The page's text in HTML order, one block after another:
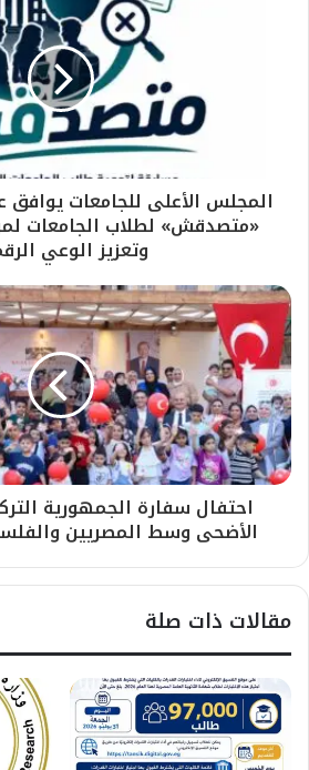
المجلس الأعلى للجامعات
«متصدقش» لطلاب الجامعات
وتعزيز الوعي
احتفال سفارة الجمهورية
الأضحى وسط المصريين
مقالات ذات صلة